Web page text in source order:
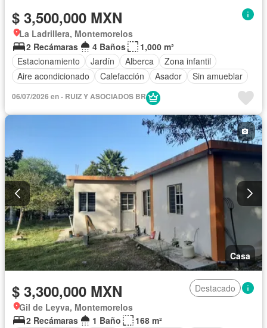
$ 3,500,000 MXN
La Ladrillera, Montemorelos
2 Recámaras
4 Baños
1,000 m²
Estacionamiento
Jardín Alberca
Zona infantil
Aire acondicionado
Calefacción Asador Sin amueblar
06/07/2026 en - RUIZ Y ASOCIADOS BR
Casa
$ 3,300,000 MXN
Destacado
Gil de Leyva, Montemorelos
2 Recámaras
1 Baño
168 m²